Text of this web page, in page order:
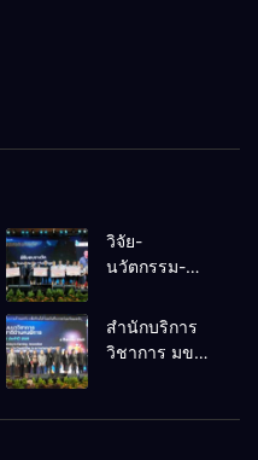
วิจัย-
นวัตกรรม-
คือโอกาสใหม่
ของคนพิการ
เศรษฐกิจ
สำนักบริการ
วิชาการ มข.